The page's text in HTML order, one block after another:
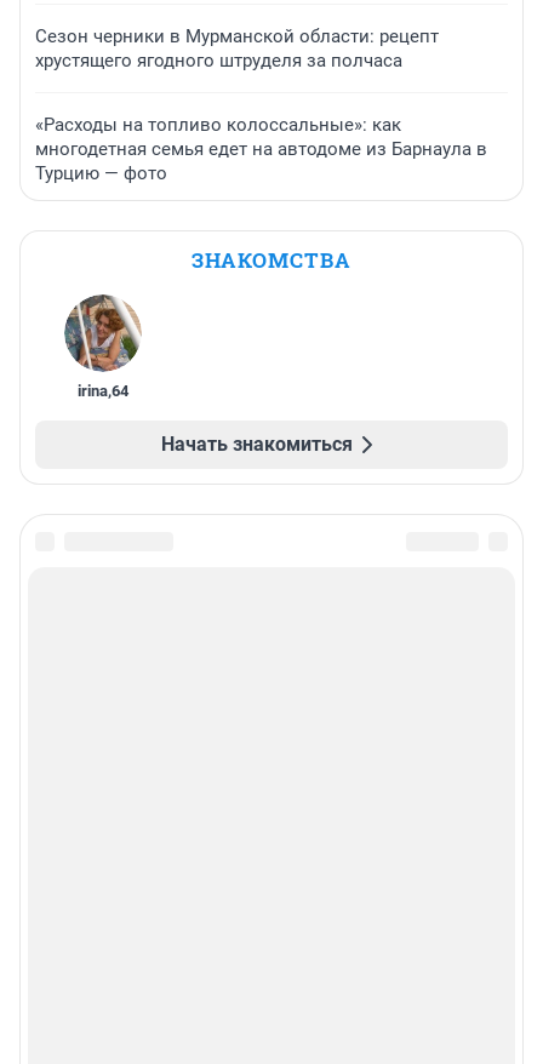
Сезон черники в Мурманской области: рецепт
хрустящего ягодного штруделя за полчаса
«Расходы на топливо колоссальные»: как
многодетная семья едет на автодоме из Барнаула в
Турцию — фото
ЗНАКОМСТВА
irina,64
Начать знакомиться